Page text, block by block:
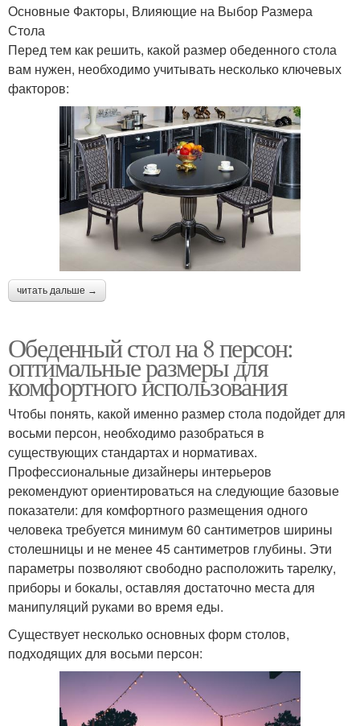
Основные Факторы, Влияющие на Выбор Размера
Стола
Перед тем как решить, какой размер обеденного стола
вам нужен, необходимо учитывать несколько ключевых
факторов:
читать дальше →
Обеденный стол на 8 персон:
оптимальные размеры для
комфортного использования
Чтобы понять, какой именно размер стола подойдет для
восьми персон, необходимо разобраться в
существующих стандартах и нормативах.
Профессиональные дизайнеры интерьеров
рекомендуют ориентироваться на следующие базовые
показатели: для комфортного размещения одного
человека требуется минимум 60 сантиметров ширины
столешницы и не менее 45 сантиметров глубины. Эти
параметры позволяют свободно расположить тарелку,
приборы и бокалы, оставляя достаточно места для
манипуляций руками во время еды.
Существует несколько основных форм столов,
подходящих для восьми персон: